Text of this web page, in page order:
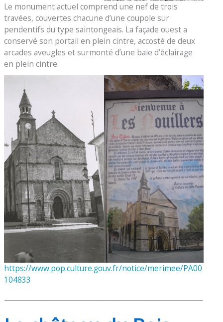
Le monument actuel comprend une nef de trois
travées, couvertes chacune d’une coupole sur
pendentifs du type saintongeais. La façade ouest a
conservé son portail en plein cintre, accosté de deux
arcades aveugles et surmonté d’une baie d’éclairage
en plein cintre.
https://www.pop.culture.gouv.fr/notice/merimee/PA00
104833